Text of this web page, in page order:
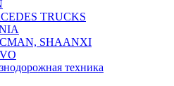
TRUCKS
SHAANXI
техника